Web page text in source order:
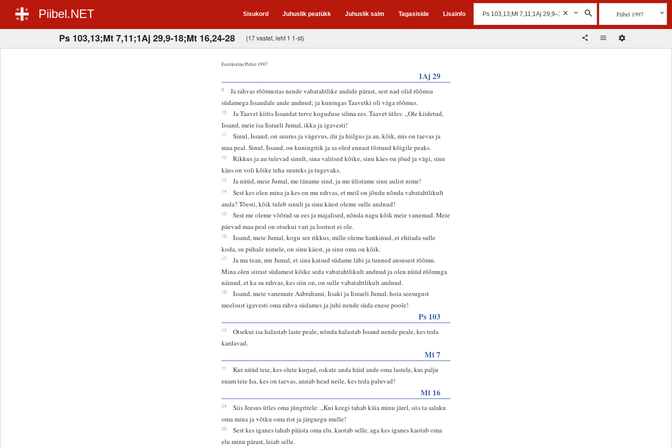
Piibel.NET Sisukord Juhuslik peatükk Juhuslik salm Tagasiside Lisainfo Piibel 1997
Ps 103,13;Mt 7,11;1Aj 29,9-18;Mt 16,24-28 (17 vastet, leht 1 1-st)
Eestikeelne Piibel 1997
1Aj 29
9
Ja rahvas rõõmustas nende vabatahtlike andide pärast, sest nad olid rõõmsa
südamega Issandale ande andnud; ja kuningas Taavetki oli väga rõõmus.
10
Ja Taavet kiitis Issandat terve koguduse silma ees. Taavet ütles: „Ole kiidetud,
Issand, meie isa Iisraeli Jumal, ikka ja igavesti!
11
Sinul, Issand, on suurus ja vägevus, ilu ja hiilgus ja au, kõik, mis on taevas ja
maa peal. Sinul, Issand, on kuningriik ja sa oled ennast tõstnud kõigile peaks.
12
Rikkus ja au tulevad sinult, sina valitsed kõike, sinu käes on jõud ja vägi, sinu
käes on voli kõike teha suureks ja tugevaks.
13 Ja nüüd, meie Jumal, me täname sind, ja me ülistame sinu aulist nime!
14
Sest kes olen mina ja kes on mu rahvas, et meil on jõudu nõnda vabatahtlikult
anda? Tõesti, kõik tuleb sinult ja sinu käest oleme sulle andnud!
15
Sest me oleme võõrad su ees ja majalised, nõnda nagu kõik meie vanemad. Meie
päevad maa peal on otsekui vari ja lootust ei ole.
16
Issand, meie Jumal, kogu see rikkus, mille oleme hankinud, et ehitada sulle
koda, su pühale nimele, on sinu käest, ja sinu oma on kõik.
17
Ja ma tean, mu Jumal, et sina katsud südame läbi ja tunned aususest rõõmu.
Mina olen siirast südamest kõike seda vabatahtlikult andnud ja olen nüüd rõõmuga
näinud, et ka su rahvas, kes siin on, on sulle vabatahtlikult andnud.
18
Issand, meie vanemate Aabrahami, Iisaki ja Iisraeli Jumal, hoia seesugust
meelsust igavesti oma rahva südames ja juhi nende süda enese poole!
Ps 103
13
Otsekui isa halastab laste peale, nõnda halastab Issand nende peale, kes teda
kardavad.
Mt 7
11
Kui nüüd teie, kes olete kurjad, oskate anda häid ande oma lastele, kui palju
enam teie Isa, kes on taevas, annab head neile, kes teda paluvad!
Mt 16
24
Siis Jeesus ütles oma jüngritele: „Kui keegi tahab käia minu järel, siis ta salaku
oma mina ja võtku oma rist ja järgnegu mulle!
25
Sest kes iganes tahab päästa oma elu, kaotab selle, aga kes iganes kaotab oma
elu minu pärast, leiab selle.